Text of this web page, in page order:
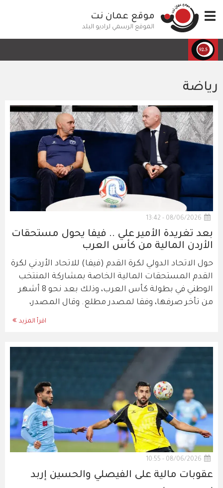
إلى
المحتوى
الرئيسي
Toggle
navigation
موقع عمان نت
الموقع الرسمي لراديو البلد
رياضة
08/06/2026 - 13:42
بعد تغريدة الأمير علي .. فيفا يحول مستحقات
الأردن المالية من كأس العرب
حول الاتحاد الدولي لكرة القدم (فيفا) للاتحاد الأردني لكرة
القدم المستحقات المالية الخاصة بمشاركة المنتخب
الوطني في بطولة كأس العرب، وذلك بعد نحو 8 أشهر
من تأخر صرفها، وفقا لمصدر مطلع. وقال المصدر،
اقرأ المزيد
08/06/2026 - 10:55
عقوبات مالية على الفيصلي والحسين إربد